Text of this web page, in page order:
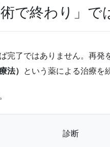
で終わり」で
完了ではありません。再発
法） という薬による治療を
診断